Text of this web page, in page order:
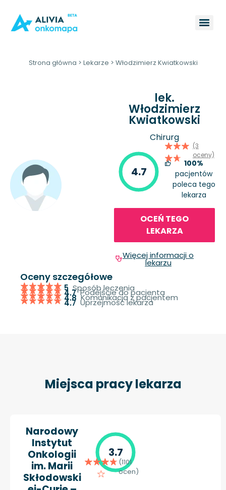
Strona główna > Lekarze > Włodzimierz Kwiatkowski
lek.
Włodzimierz
Kwiatkowski
Chirurg
4.7
(3
oceny)
100%
pacjentów
poleca tego
lekarza
OCEŃ TEGO
LEKARZA
Więcej informacji o
lekarzu
Oceny szczegółowe
5 Sposób leczenia
4.7 Podejście do pacjenta
4.8 Komunikacja z pacjentem
4.7 Uprzejmość lekarza
Miejsca pracy lekarza
Narodowy
Instytut
Onkologii
im. Marii
Skłodowski
3.7
(1101
ocen)